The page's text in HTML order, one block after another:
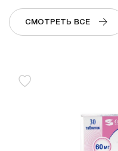
СМОТРЕТЬ ВСЕ